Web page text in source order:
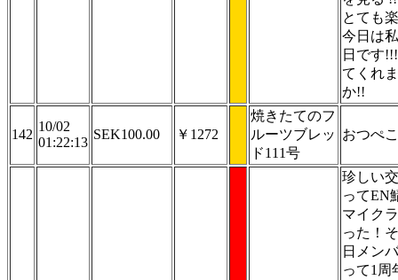
とても
今日は
日です
てくれ
か!!
142
10/02
01:22:13
SEK100.00 ￥1272
焼きたてのフ
ルーツブレッ
ド111号
おつぺ
珍しい
ってEN
マイク
った！
日メン
って1周